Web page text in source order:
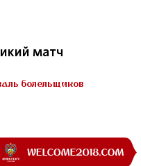
матч
болельщиков